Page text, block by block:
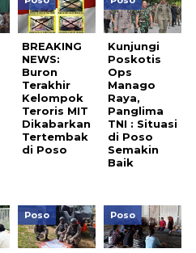
BREAKING
NEWS:
Buron
Terakhir
Kelompok
Teroris MIT
Dikabarkan
Tertembak
di Poso
Kunjungi
Poskotis
Ops
Manago
Raya,
Panglima
TNI : Situasi
di Poso
Semakin
Baik
Poso Poso